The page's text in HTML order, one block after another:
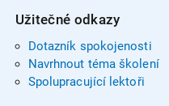
Užitečné odkazy
Dotazník spokojenosti
Navrhnout téma školení
Spolupracující lektoři